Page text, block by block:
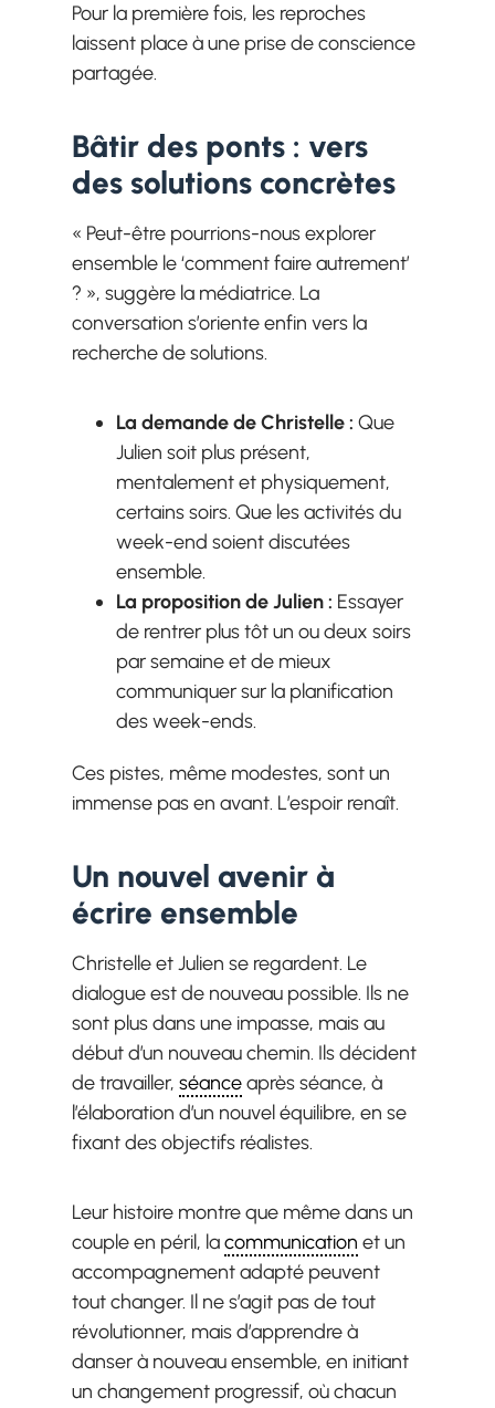
Pour la première fois, les reproches
laissent place à une prise de conscience
partagée.
Bâtir des ponts : vers
des solutions concrètes
« Peut-être pourrions-nous explorer
ensemble le ‘comment faire autrement’
? », suggère la médiatrice. La
conversation s’oriente enfin vers la
recherche de solutions.
La demande de Christelle : Que
Julien soit plus présent,
mentalement et physiquement,
certains soirs. Que les activités du
week-end soient discutées
ensemble.
La proposition de Julien : Essayer
de rentrer plus tôt un ou deux soirs
par semaine et de mieux
communiquer sur la planification
des week-ends.
Ces pistes, même modestes, sont un
immense pas en avant. L’espoir renaît.
Un nouvel avenir à
écrire ensemble
Christelle et Julien se regardent. Le
dialogue est de nouveau possible. Ils ne
sont plus dans une impasse, mais au
début d’un nouveau chemin. Ils décident
de travailler, séanceaprès séance, à
l’élaboration d’un nouvel équilibre, en se
fixant des objectifs réalistes.
Leur histoire montre que même dans un
couple en péril, lacommunication et un
accompagnement adapté peuvent
tout changer. Il ne s’agit pas de tout
révolutionner, mais d’apprendre à
danser à nouveau ensemble, en initiant
un changement progressif, où chacun